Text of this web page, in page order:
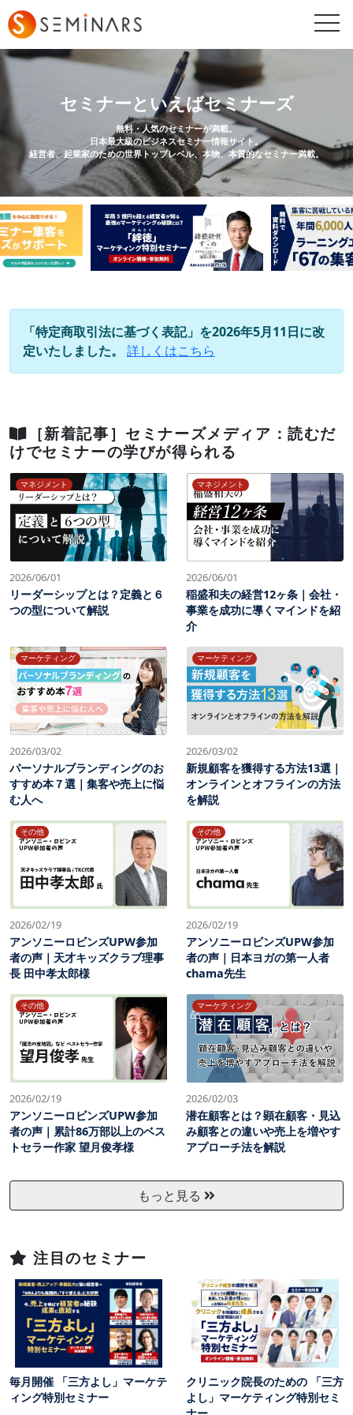
セミナーといえばセミナーズ
無料・人気のセミナーが満載。
日本最大級のビジネスセミナー情報サイト。
経営者、起業家のための世界トップレベル、本物、本質的なセミナー満載。
「特定商取引法に基づく表記」を2026年5月11日に改
定いたしました。
詳しくはこちら
［新着記事］セミナーズメディア：読むだ
けでセミナーの学びが得られる
マネジメント
2026/06/01
リーダーシップとは？定義と６
つの型について解説
マネジメント
2026/06/01
稲盛和夫の経営12ヶ条｜会社・
事業を成功に導くマインドを紹
介
マーケティング
2026/03/02
パーソナルブランディングのお
すすめ本７選｜集客や売上に悩
む人へ
マーケティング
2026/03/02
新規顧客を獲得する方法13選｜
オンラインとオフラインの方法
を解説
その他
2026/02/19
アンソニーロビンズUPW参加
者の声｜天才キッズクラブ理事
長 田中孝太郎様
その他
2026/02/19
アンソニーロビンズUPW参加
者の声｜日本ヨガの第一人者
chama先生
その他
2026/02/19
アンソニーロビンズUPW参加
者の声｜累計86万部以上のベス
トセラー作家 望月俊孝様
マーケティング
2026/02/03
潜在顧客とは？顕在顧客・見込
み顧客との違いや売上を増やす
アプローチ法を解説
もっと見る
注目のセミナー
毎月開催 「三方よし」マーケテ
ィング特別セミナー
クリニック院長のための 「三方
よし」マーケティング特別セミ